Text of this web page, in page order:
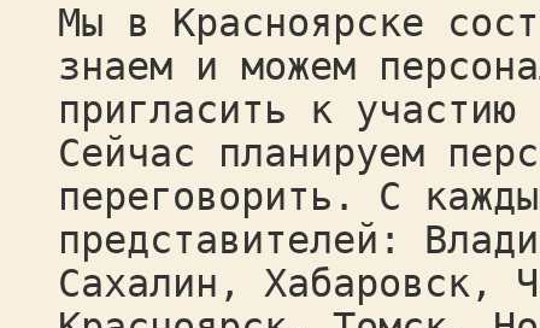
Мы в Красноярске
знаем и можем
пригласить к
Сейчас планируем
переговорить. С
представителей:
Сахалин, Хабаровск,